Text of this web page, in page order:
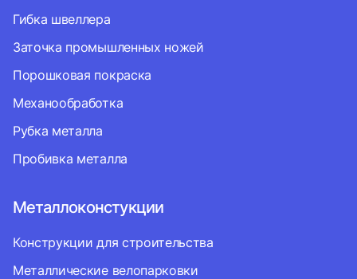
Гибка швеллера
Заточка промышленных ножей
Порошковая покраска
Механообработка
Рубка металла
Пробивка металла
Металлоконстукции
Конструкции для строительства
Металлические велопарковки